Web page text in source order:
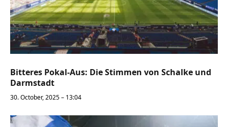
Bitteres Pokal-Aus: Die Stimmen von Schalke und
Darmstadt
30. October, 2025 – 13:04